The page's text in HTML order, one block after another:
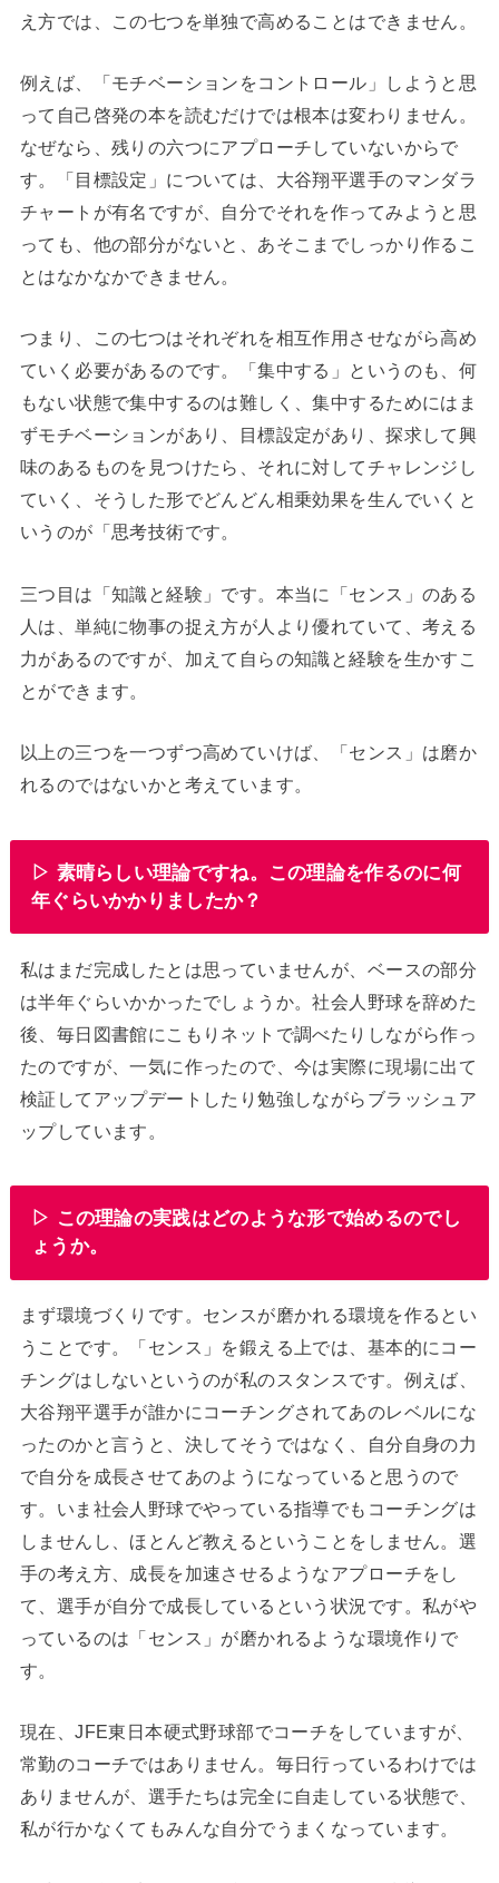
え方では、この七つを単独で高めることはできません。
例えば、「モチベーションをコントロール」しようと思
って自己啓発の本を読むだけでは根本は変わりません。
なぜなら、残りの六つにアプローチしていないからで
す。「目標設定」については、大谷翔平選手のマンダラ
チャートが有名ですが、自分でそれを作ってみようと思
っても、他の部分がないと、あそこまでしっかり作るこ
とはなかなかできません。
つまり、この七つはそれぞれを相互作用させながら高め
ていく必要があるのです。「集中する」というのも、何
もない状態で集中するのは難しく、集中するためにはま
ずモチベーションがあり、目標設定があり、探求して興
味のあるものを見つけたら、それに対してチャレンジし
ていく、そうした形でどんどん相乗効果を生んでいくと
いうのが「思考技術です。
三つ目は「知識と経験」です。本当に「センス」のある
人は、単純に物事の捉え方が人より優れていて、考える
力があるのですが、加えて自らの知識と経験を生かすこ
とができます。
以上の三つを一つずつ高めていけば、「センス」は磨か
れるのではないかと考えています。
▷ 素晴らしい理論ですね。この理論を作るのに何
年ぐらいかかりましたか？
私はまだ完成したとは思っていませんが、ベースの部分
は半年ぐらいかかったでしょうか。社会人野球を辞めた
後、毎日図書館にこもりネットで調べたりしながら作っ
たのですが、一気に作ったので、今は実際に現場に出て
検証してアップデートしたり勉強しながらブラッシュア
ップしています。
▷ この理論の実践はどのような形で始めるのでし
ょうか。
まず環境づくりです。センスが磨かれる環境を作るとい
うことです。「センス」を鍛える上では、基本的にコー
チングはしないというのが私のスタンスです。例えば、
大谷翔平選手が誰かにコーチングされてあのレベルにな
ったのかと言うと、決してそうではなく、自分自身の力
で自分を成長させてあのようになっていると思うので
す。いま社会人野球でやっている指導でもコーチングは
しませんし、ほとんど教えるということをしません。選
手の考え方、成長を加速させるようなアプローチをし
て、選手が自分で成長しているという状況です。私がや
っているのは「センス」が磨かれるような環境作りで
す。
現在、JFE東日本硬式野球部でコーチをしていますが、
常勤のコーチではありません。毎日行っているわけでは
ありませんが、選手たちは完全に自走している状態で、
私が行かなくてもみんな自分でうまくなっています。